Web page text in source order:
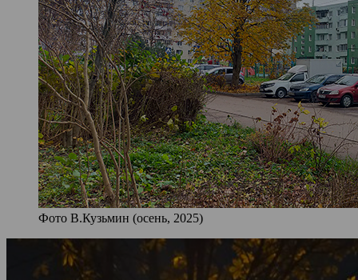
Фото В.Кузьмин (осень, 2025)